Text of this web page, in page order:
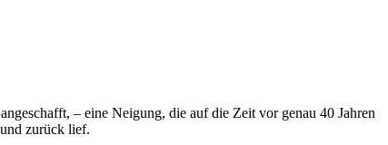
– eine Neigung, die auf die Zeit vor genau 40 Jahren
zurück lief.